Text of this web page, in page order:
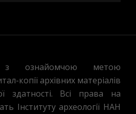
ознайомчою метою
копії архівних матеріалів
здатності. Всі права на
Інституту археології НАН